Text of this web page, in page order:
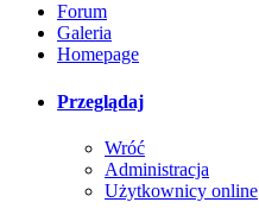
Forum
Galeria
Homepage
Przeglądaj
Wróć
Administracja
Użytkownicy online